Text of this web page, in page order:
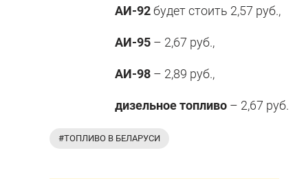
АИ-92будет стоить 2,57 руб.,
АИ-95 – 2,67 руб.,
АИ-98 – 2,89 руб.,
дизельное топливо – 2,67 руб.
#ТОПЛИВО В БЕЛАРУСИ